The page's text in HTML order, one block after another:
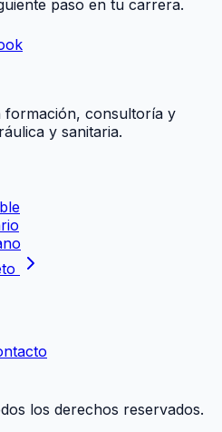
paso en tu carrera.
formación, consultoría y
y sanitaria.
los derechos reservados.